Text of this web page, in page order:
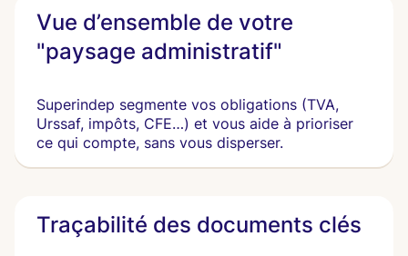
Vue d’ensemble de votre
"paysage administratif"
Superindep segmente vos obligations (TVA,
Urssaf, impôts, CFE…) et vous aide à prioriser
ce qui compte, sans vous disperser.
Traçabilité des documents clés